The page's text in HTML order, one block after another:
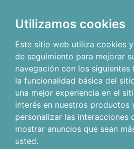
Utilizamos cookies
Este sitio web utiliza cookies
de seguimiento para mejorar
navegación con los siguientes
la funcionalidad básica del
una mejor experiencia en el
interés en nuestros productos
personalizar las interacciones
mostrar anuncios que sean
usted.